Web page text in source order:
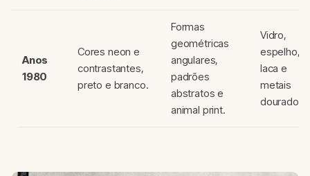
Anos
1980
Cores neon e
contrastantes,
preto e branco.
Formas
geométricas
angulares,
padrões
abstratos e
animal print.
Vidro,
espelho,
laca e
metais
dourados.